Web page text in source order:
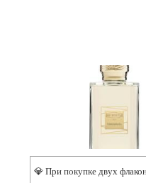
💎 При покупке двух